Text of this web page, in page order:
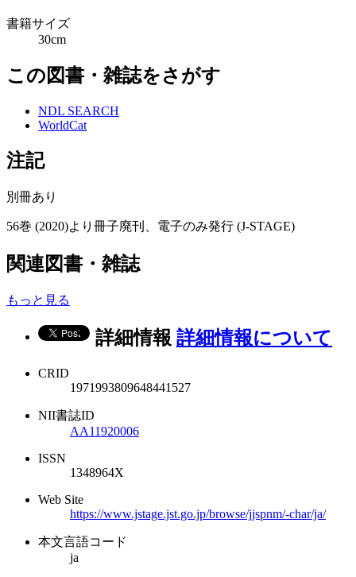
書籍サイズ
30cm
この図書・雑誌をさがす
NDL SEARCH
WorldCat
注記
別冊あり
56巻 (2020)より冊子廃刊、電子のみ発行 (J-STAGE)
関連図書・雑誌
もっと見る
詳細情報 詳細情報について
CRID
1971993809648441527
NII書誌ID
AA11920006
ISSN
1348964X
Web Site
https://www.jstage.jst.go.jp/browse/jjspnm/-char/ja/
本文言語コード
ja